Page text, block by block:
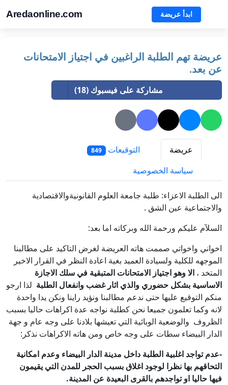
Aredaonline.com ابدأ عريضة
عريضة تهم الطلبة الراغبين في اجتياز الامتحانات
عن بعد.
مشاركة على فيسبوك (18)
عريضة التوقيعات 849
سياسة الخصوصية
الى الطلبة الاعزاء: طلبة جامعة العلوم القانونيةوالاقتصادية
والاجتماعية عين الشق .
السلآم عليكم ورحمة الله وبركاته اما بعد:
اخواني واخواتي صممت هاته العريضة لغرض التاكيد على مطالبنا
الموجهه للكلية ولسيادة العميد بغية اعادة النظر في القرار الاخير
المتخد ، الا وهو اجتياز الامتحانات المتبقية في سلك الاجازة
الاساسية بشكل حضوري والذي اثار غضب وانفعال الطلبة لذا ارجو
منكم التوقيع عليها حتى ندعم مطالبنا ونؤيد راينا ونكن يدا واحدة
لانه وكما تعلمون جميعا نحن كطلبة نواجه عدة اكراهات حاليا بسبب
الظروف والوضعية الوبائية التي تعيشها بلادنا على وجه عام و جهة
الدار البيضاء سطات على وجه خاص ومن هاته الاكراهات نذكر:
-عدم تواجد اغلبية الطلبة داخل مدينة الدار البيضاء وعدم امكانية
التحاقهم بها نظرا لوجود اغلاق بسبب الحجر للمدن التي يقيمون
فيها حاليا او تواجدهم بالقرى البعيدة عن المدينة.